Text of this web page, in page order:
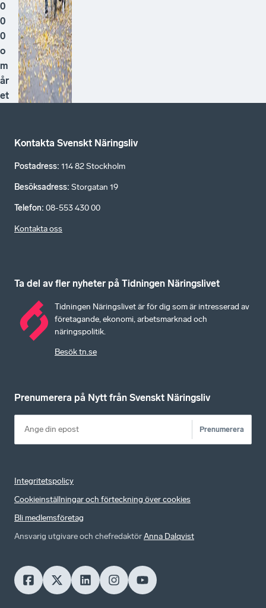
0
0
0
o
m
år
et
Kontakta Svenskt Näringsliv
Postadress: 114 82 Stockholm
Besöksadress: Storgatan 19
Telefon: 08-553 430 00
Kontakta oss
Ta del av fler nyheter på Tidningen Näringslivet
Tidningen Näringslivet är för dig som är intresserad av
företagande, ekonomi, arbetsmarknad och
näringspolitik.
Besök tn.se
Prenumerera på Nytt från Svenskt Näringsliv
Prenumerera
Integritetspolicy
Cookieinställningar och förteckning över cookies
Bli medlemsföretag
Ansvarig utgivare och chefredaktörAnna Dalqvist